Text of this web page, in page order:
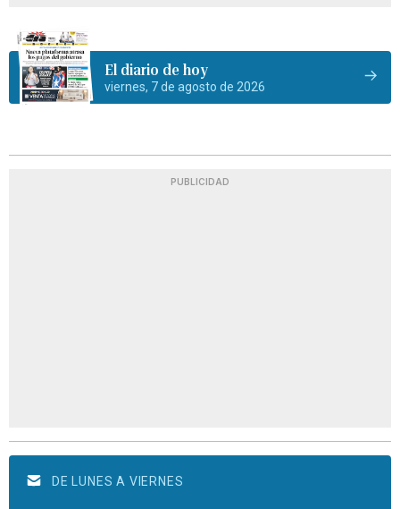
El diario de hoy
viernes, 7 de agosto de 2026
PUBLICIDAD
DE LUNES A VIERNES